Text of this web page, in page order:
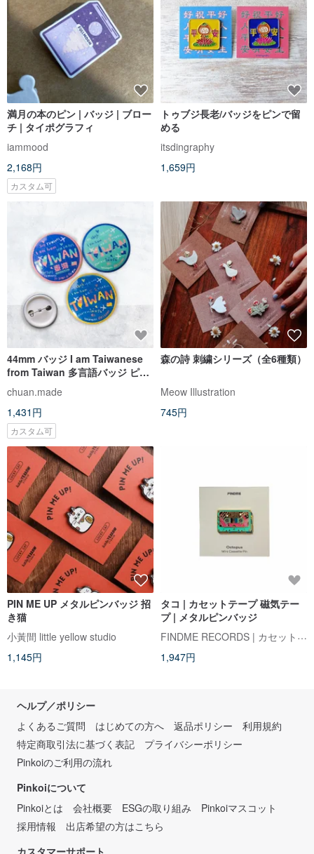
満月の本のピン | バッジ | ブロー
チ | タイポグラフィ
iammood
2,168円
カスタム可
トゥブジ長老/バッジをピンで留
める
itsdingraphy
1,659円
44mm バッジ I am Taiwanese
from Taiwan 多言語バッジ ピン
ユーラシア語
chuan.made
1,431円
カスタム可
森の詩 刺繍シリーズ（全6種類）
Meow Illustration
745円
PIN ME UP メタルピンバッジ 招
き猫
小黃間 little yellow studio
1,145円
タコ | カセットテープ 磁気テー
プ | メタルピンバッジ
FINDME RECORDS | カセットテープ・レコードショップ
1,947円
ヘルプ／ポリシー
よくあるご質問
はじめての方へ 返品ポリシー
利用規約
特定商取引法に基づく表記
プライバシーポリシー
Pinkoiのご利用の流れ
Pinkoiについて
Pinkoiとは
会社概要 ESGの取り組み
Pinkoiマスコット
採用情報
出店希望の方はこちら
カスタマーサポート